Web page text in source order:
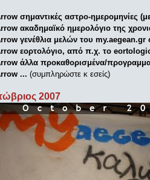
σημαντικές αστρο-ημερομηνίες
ακαδημαϊκό ημερολόγιο της
γενέθλια μελών του my.aegean.gr
εορτολόγιο, από π.χ. το
άλλα προκαθορισμένα/
... (συμπληρώστε κ εσείς)
2007